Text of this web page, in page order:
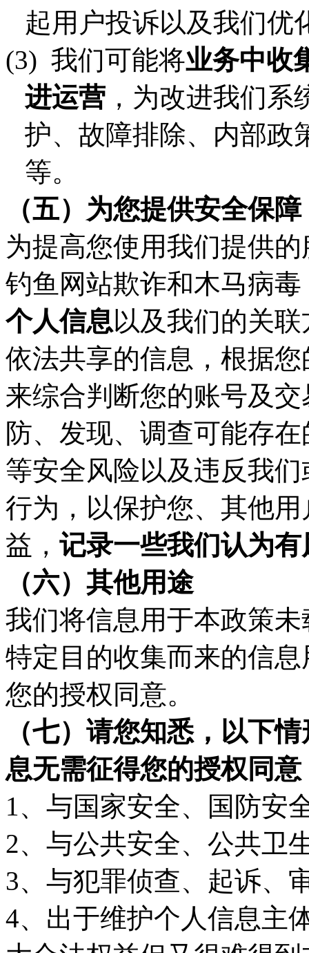
起用户投诉以及我们优
(3) 我们可能将业务中收
进运营 ，为改进我们
护、故障排除、内部政
等。
（五） 为您提供安全保障
为提高您使用我们提供
钓鱼网站欺诈和木马病
个人信息以及我们的关
依法共享的信息，根据
来综合判断您的账号及
防、发现、调查可能存
等安全风险以及违反我
行为，以保护您、其他
益， 记录一些我们认为
（六） 其他用途
我们将信息用于本政策
特定目的收集而来的信
您的授权同意。
（七） 请您知悉，以下
息无需征得您的授权同意
1、与国家安全、国防安
2、与公共安全、公共卫
3、与犯罪侦查、起诉、
4、出于维护个人信息主